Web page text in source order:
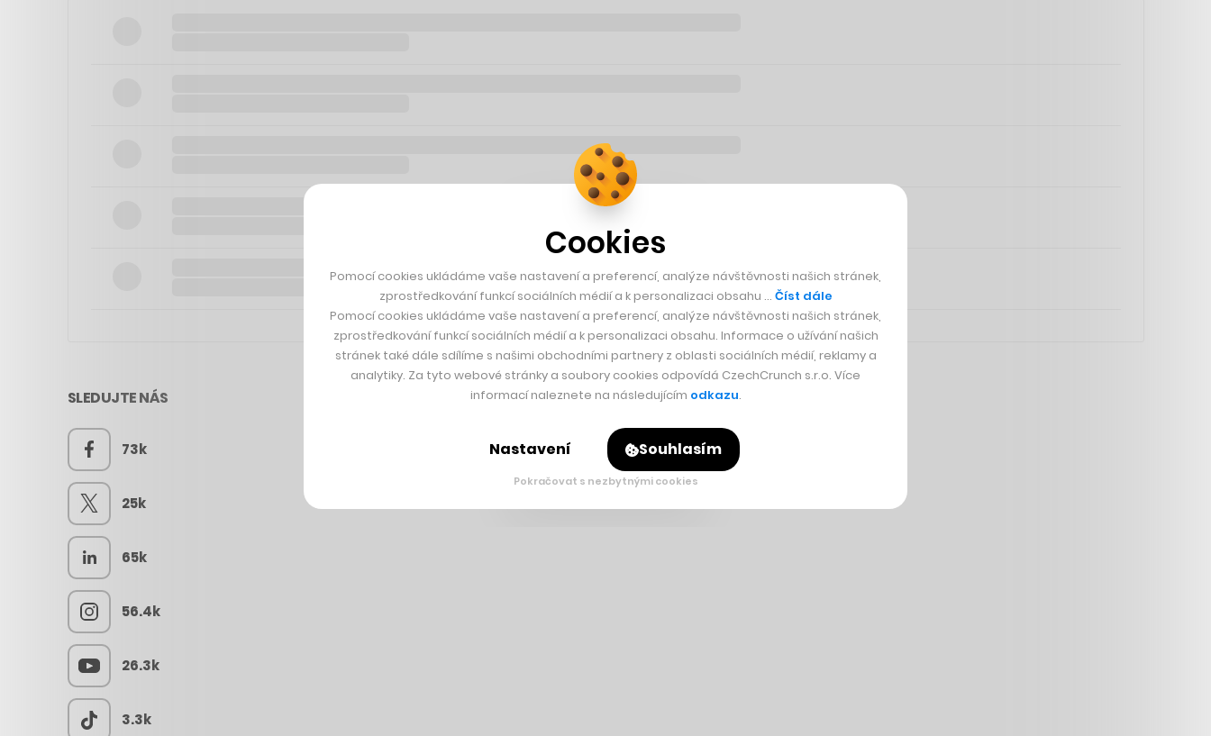
SLEDUJTE NÁS
73k
25k
65k
56.4k
26.3k
3.3k
Cookies
Pomocí cookies ukládáme vaše nastavení a preferencí, analýze návštěvnosti našich stránek,
zprostředkování funkcí sociálních médií a k personalizaci obsahu … Číst dále
Pomocí cookies ukládáme vaše nastavení a preferencí, analýze návštěvnosti našich stránek,
zprostředkování funkcí sociálních médií a k personalizaci obsahu. Informace o užívání našich
stránek také dále sdílíme s našimi obchodními partnery z oblasti sociálních médií, reklamy a
analytiky. Za tyto webové stránky a soubory cookies odpovídá CzechCrunch s.r.o. Více
informací naleznete na následujícím odkazu.
Nastavení Souhlasím
Pokračovat s nezbytnými cookies